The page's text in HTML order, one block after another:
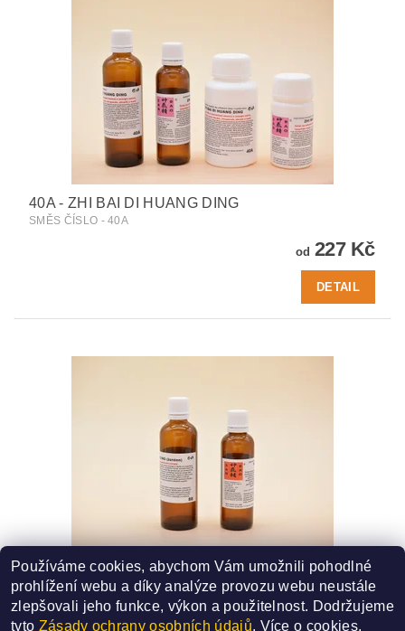
40A - ZHI BAI DI HUANG DING
SMĚS ČÍSLO - 40A
od 227 Kč
DETAIL
88 - REN SHEN DING (ŽENŠEN)
SMĚS ČÍSLO - 88
od319 Kč
Používáme cookies, abychom Vám umožnili pohodlné
prohlížení webu a díky analýze provozu webu neustále
zlepšovali jeho funkce, výkon a použitelnost. Dodržujeme
tyto Zásady ochrany osobních údajů. Více o cookies,